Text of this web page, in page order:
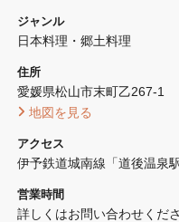
ジャンル
日本料理・郷土料理
住所
愛媛県松山市末町乙267-1
地図を見る
アクセス
伊予鉄道城南線「道後温泉
営業時間
詳しくはお問い合わせくだ